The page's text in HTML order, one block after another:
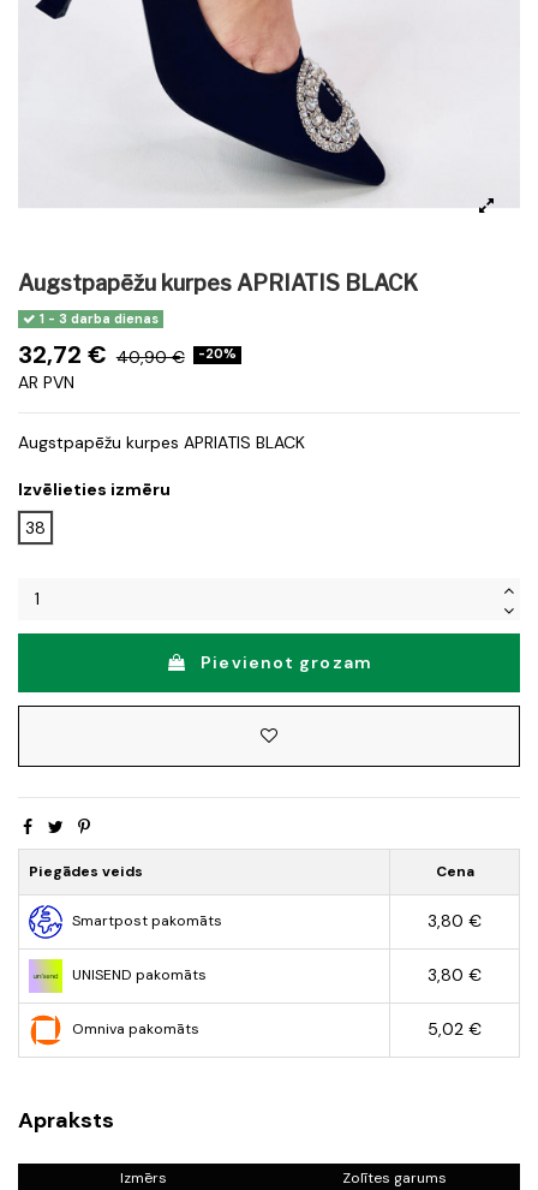
Augstpapēžu kurpes APRIATIS BLACK
1 - 3 darba dienas
32,72 € 40,90 € -20%
AR PVN
Augstpapēžu kurpes APRIATIS BLACK
Izvēlieties izmēru
38
Pievienot grozam
Piegādes veids Cena
Smartpost pakomāts 3,80 €
UNISEND pakomāts 3,80 €
Omniva pakomāts 5,02 €
Apraksts
Izmērs
Zolītes garums